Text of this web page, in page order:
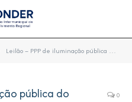
Leilão – PPP de iluminação pública do CONDER
pública do
0